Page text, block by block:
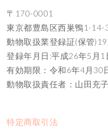
〒170-0001
東京都豊島区西巣鴨1-14-
動物取扱業登録証(保管
登録年月日:平成26年5月1
有効期限：令和6年4月30
動物取扱責任者：山田充子
特定商取引法